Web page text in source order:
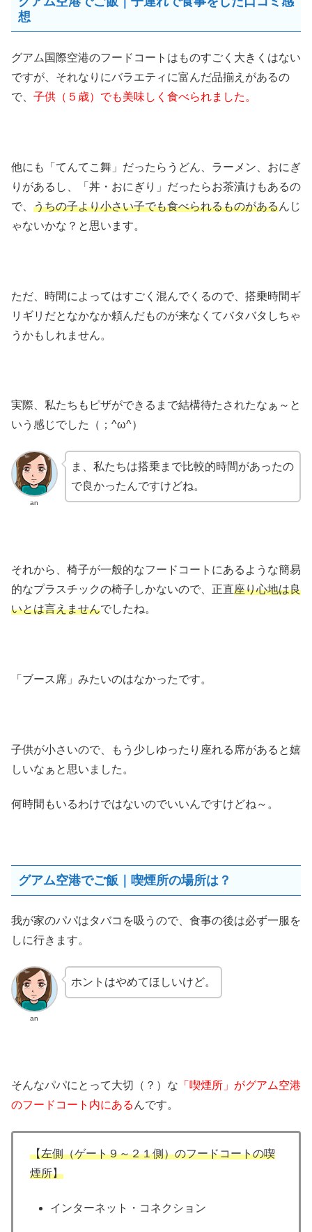
想
グアム国際空港のフードコートはものすごく大きくはない
ですが、それなりにバラエティに富んだ品揃えがあるの
で、 子供（５歳）でも美味しく食べられました。
他にも「てんてこ舞」だったらうどん、ラーメン、おにぎ
りがあるし、「丼・おにぎり」だったらお茶漬けもあるの
で、 うちの子より小さい子でも食べられるものがあるんじ
ゃないかな？と思います。
ただ、時間によってはすごく混んでくるので、搭乗時間ギ
リギリだとなかなか頼んだものが来なくてバタバタしちゃ
うかもしれません。
実際、私たちもピザができるまで結構待たされたなぁ～と
いう感じでした（；^ω^）
an
ま、私たちは搭乗まで比較的時間があったの
で良かったんですけどね。
それから、椅子が一般的なフードコートにあるような簡易
的なプラスチックの椅子しかないので、正直座り心地は良
いとは言えませんでしたね。
「ブース席」みたいのはなかったです。
子供が小さいので、もう少しゆったり座れる席があると嬉
しいなぁと思いました。
何時間もいるわけではないのでいいんですけどね～。
グアム空港でご飯｜喫煙所の場所は？
我が家のパパはタバコを吸うので、食事の後は必ず一服を
しに行きます。
an
ホントはやめてほしいけど。
そんなパパにとって大切（？）な 「喫煙所」がグアム空港
のフードコート内にある んです。
【左側（ゲート９～２１側）のフードコートの喫
煙所】
インターネット・コネクション